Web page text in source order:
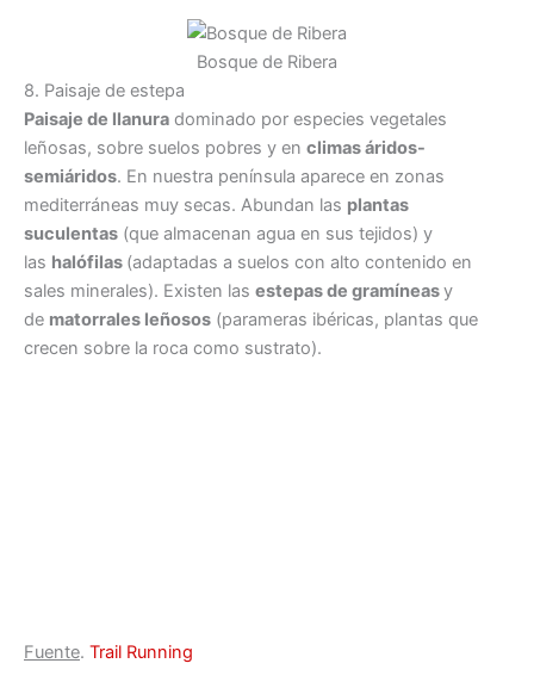
Bosque de Ribera
8. Paisaje de estepa
Paisaje de llanura dominado por especies vegetales
leñosas, sobre suelos pobres y en climas áridos-
semiáridos. En nuestra península aparece en zonas
mediterráneas muy secas. Abundan las plantas
suculentas (que almacenan agua en sus tejidos) y
las halófilas (adaptadas a suelos con alto contenido en
sales minerales). Existen las estepas de gramíneasy
de matorrales leñosos (parameras ibéricas, plantas que
crecen sobre la roca como sustrato).
Fuente. Trail Running